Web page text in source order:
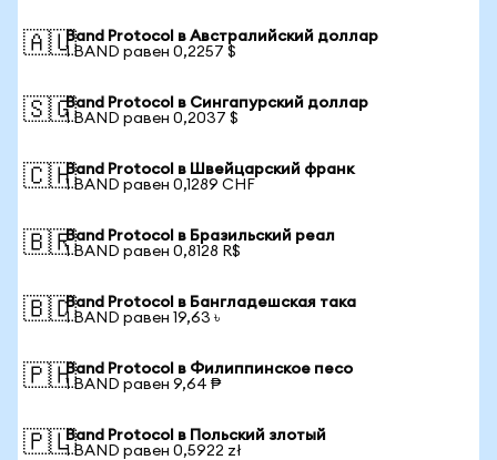
🇦🇺Band Protocol в Австралийский доллар
1 BAND равен 0,2257 $
🇸🇬Band Protocol в Сингапурский доллар
1 BAND равен 0,2037 $
🇨🇭Band Protocol в Швейцарский франк
1 BAND равен 0,1289 CHF
🇧🇷Band Protocol в Бразильский реал
1 BAND равен 0,8128 R$
🇧🇩Band Protocol в Бангладешская така
1 BAND равен 19,63 ৳
🇵🇭Band Protocol в Филиппинское песо
1 BAND равен 9,64 ₱
🇵🇱Band Protocol в Польский злотый
1 BAND равен 0,5922 zł